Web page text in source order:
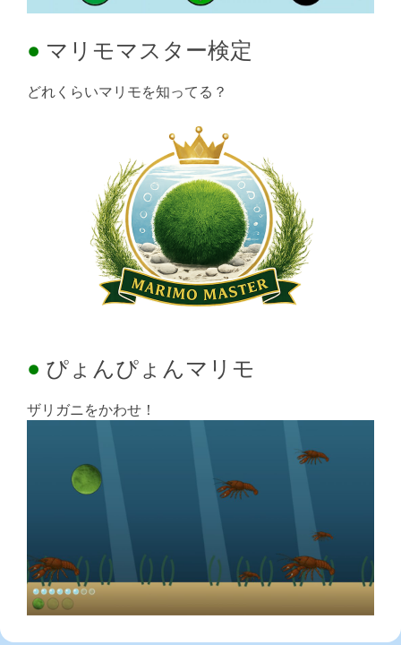
マリモマスター検定
どれくらいマリモを知ってる？
ぴょんぴょんマリモ
ザリガニをかわせ！